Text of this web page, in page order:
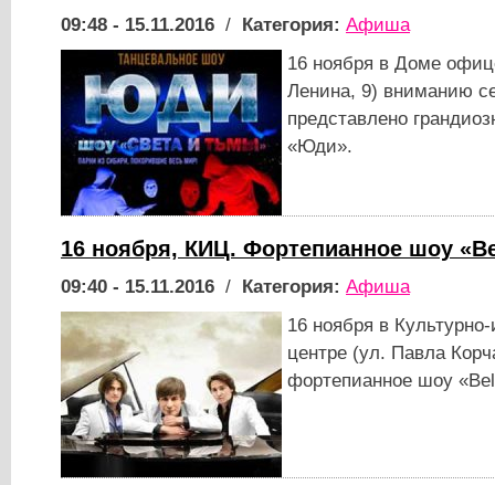
09:48 - 15.11.2016 / Категория: Афиша
16 ноября в Доме
Ленина, 9) вниманию
представлено
«Юди».
16 ноября, КИЦ. Фортепианное шоу
09:40 - 15.11.2016 / Категория: Афиша
16 ноября в
центре (ул. Павла
фортепианное шоу